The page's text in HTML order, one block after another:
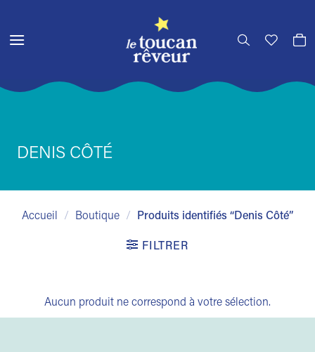
contenu
DENIS CÔTÉ
Accueil / Boutique / Produits identifiés “Denis Côté”
FILTRER
Aucun produit ne correspond à votre sélection.